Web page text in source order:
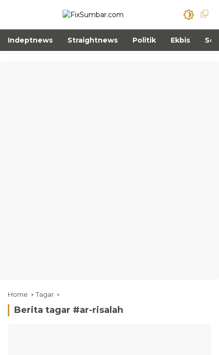
Indeptnews Straightnews Politik Ekbis
Home Tagar
Berita tagar #ar-risalah